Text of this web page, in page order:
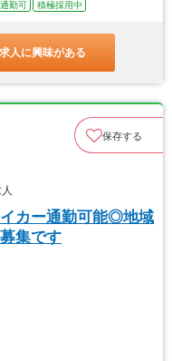
勤可 積極採用中
人に興味がある
保存する
カー通勤可能◎地域
集です